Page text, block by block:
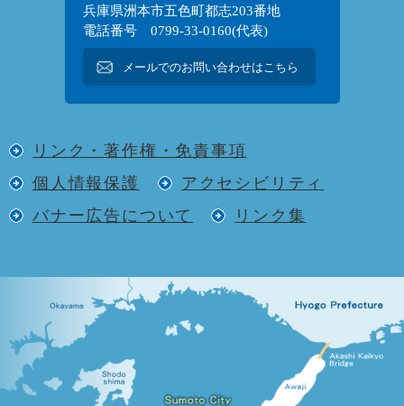
兵庫県洲本市五色町都志203番地
電話番号 0799-33-0160(代表)
メールでのお問い合わせはこちら
リンク・著作権・免責事項
個人情報保護
アクセシビリティ
バナー広告について
リンク集